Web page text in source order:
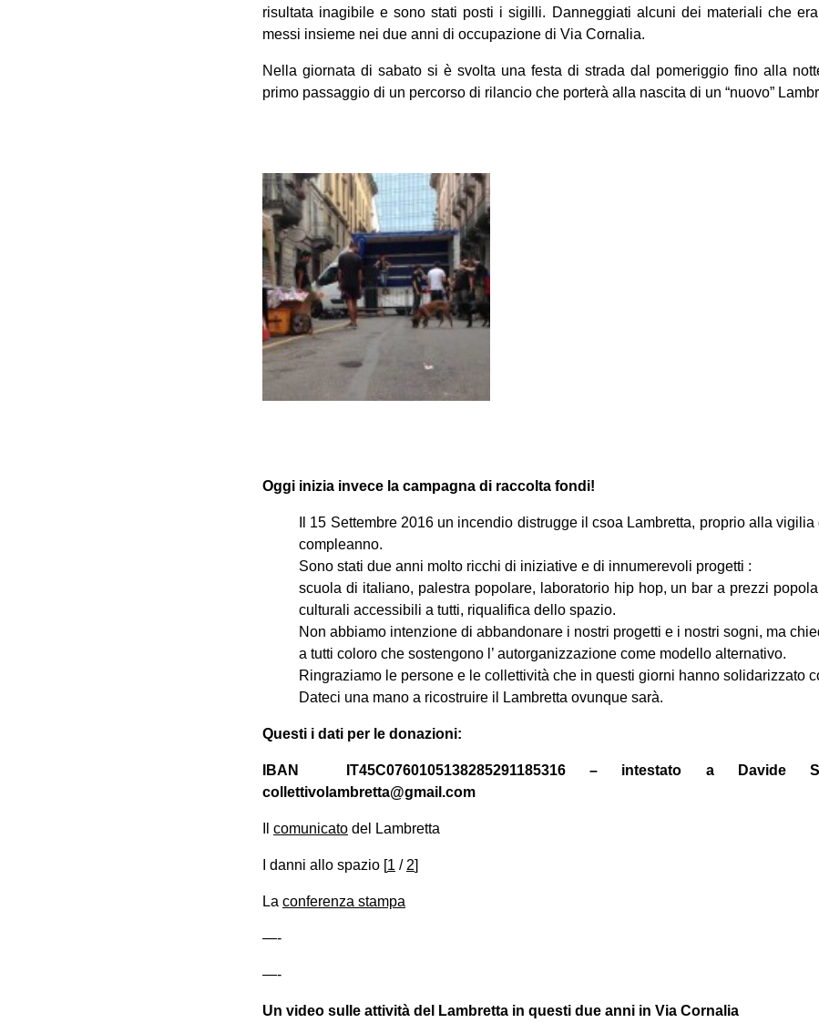
risultata inagibile e sono stati posti i sigilli. Danneggiati alcuni dei materiali che
messi insieme nei due anni di occupazione di Via Cornalia.
Nella giornata di sabato si è svolta una festa di strada dal pomeriggio fino alla
primo passaggio di un percorso di rilancio che porterà alla nascita di un “nuovo”
Oggi inizia invece la campagna di raccolta fondi!
Il 15 Settembre 2016 un incendio distrugge il csoa Lambretta, proprio alla
compleanno.
Sono stati due anni molto ricchi di iniziative e di innumerevoli progetti :
scuola di italiano, palestra popolare, laboratorio hip hop, un bar a prezzi
culturali accessibili a tutti, riqualifica dello spazio.
Non abbiamo intenzione di abbandonare i nostri progetti e i nostri sogni, ma
a tutti coloro che sostengono l’ autorganizzazione come modello alternativo.
Ringraziamo le persone e le collettività che in questi giorni hanno solidarizzato
Dateci una mano a ricostruire il Lambretta ovunque sarà.
Questi i dati per le donazioni:
IBAN IT45C0760105138285291185316 – intestato a Davide
collettivolambretta@gmail.com
comunicato del Lambretta
I danni allo spazio [1 / 2]
La conferenza stampa
—-
—-
Un video sulle attività del Lambretta in questi due anni in Via Cornalia